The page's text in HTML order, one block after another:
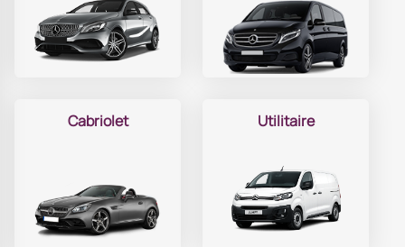
Cabriolet Utilitaire